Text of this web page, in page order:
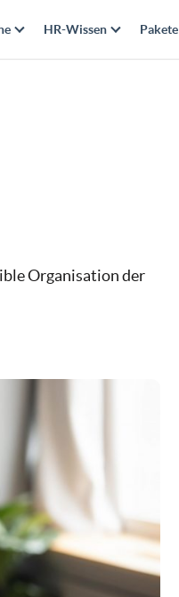
HR-Wissen Pakete
Organisation der